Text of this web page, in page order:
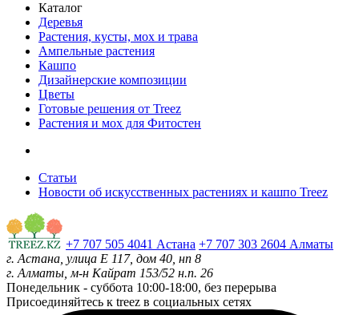
Каталог
Деревья
Растения, кусты, мох и трава
Ампельные растения
Кашпо
Дизайнерские композиции
Цветы
Готовые решения от Treez
Растения и мох для Фитостен
Статьи
Новости об искусственных растениях и кашпо Treez
+7 707 505 4041 Астана +7 707 303 2604 Алматы
г. Астана, улица Е 117, дом 40, нп 8
г. Алматы, м-н Кайрат 153/52 н.п. 26
Понедельник - суббота 10:00-18:00, без перерыва
Присоединяйтесь к treez в социальных сетях